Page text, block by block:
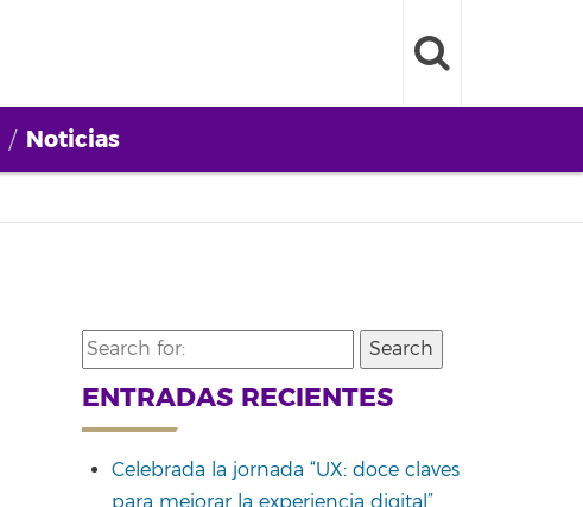
Noticias
Search
for:
ENTRADAS RECIENTES
Celebrada la jornada “UX: doce claves
para mejorar la experiencia digital”